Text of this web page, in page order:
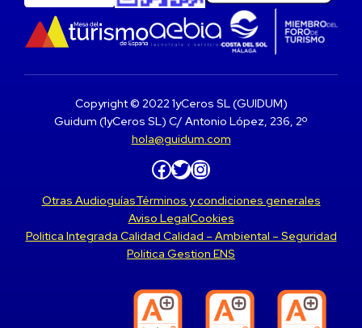
Copyright © 2022 1yCeros SL (GUIDUM)
Guidum (1yCeros SL) C/ Antonio López, 236, 2º
hola@guidum.com
Facebook Twitter Instagram
Otras AudioguíasTérminos y condiciones generales
Aviso LegalCookies
Politica Integrada Calidad Calidad – Ambiental – Seguridad
Politica Gestion ENS